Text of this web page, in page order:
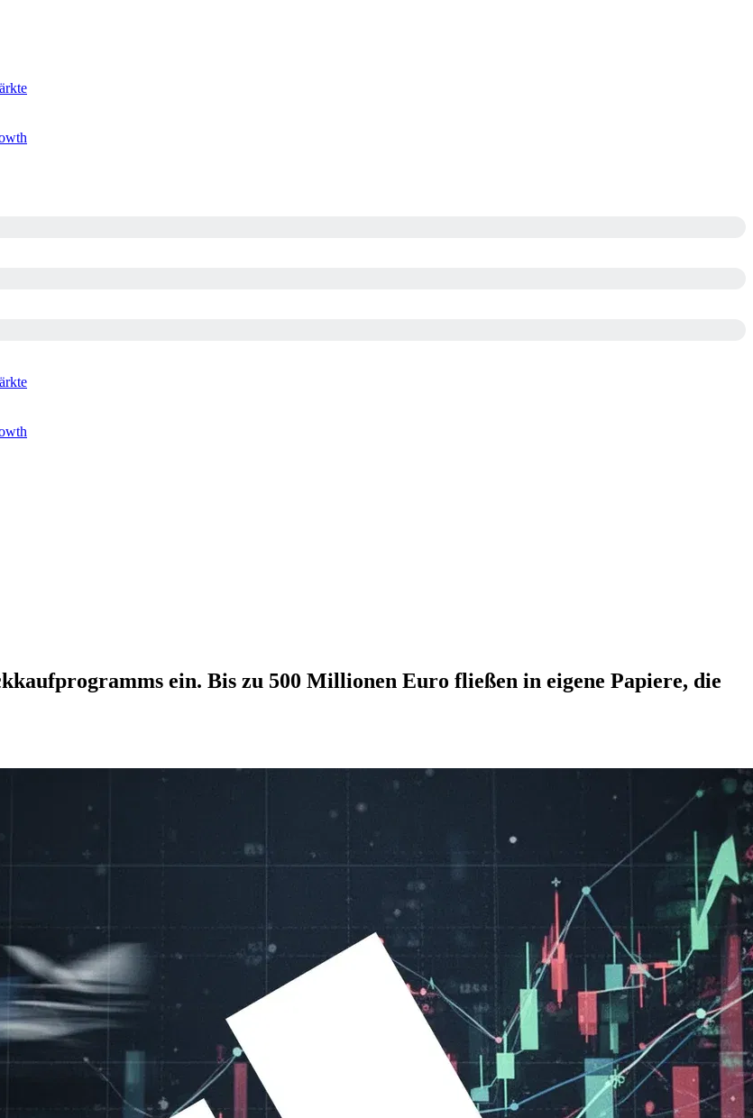
ein. Bis zu 500 Millionen Euro fließen in eigene Papiere, die